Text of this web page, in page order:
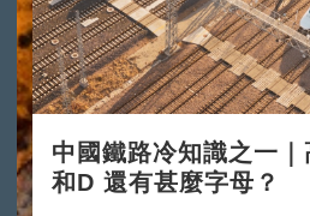
中國鐵路冷知識之一
和D 還有甚麼字母？